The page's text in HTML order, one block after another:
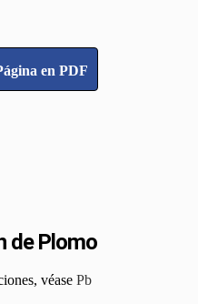
en PDF
de Plomo
véase Pb